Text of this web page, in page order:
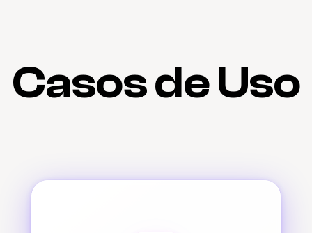
Casos de Uso